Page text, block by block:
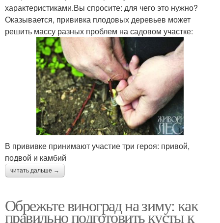
характеристиками.Вы спросите: для чего это нужно?
Оказывается, прививка плодовых деревьев может
решить массу разных проблем на садовом участке:
В прививке принимают участие три героя: привой,
подвой и камбий
читать дальше →
Обрежьте виноград на зиму: как
правильно подготовить кусты к